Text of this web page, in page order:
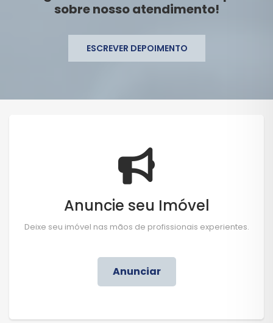
sobre nosso atendimento!
ESCREVER DEPOIMENTO
Anuncie seu Imóvel
Deixe seu imóvel nas mãos de profissionais experientes.
Anunciar